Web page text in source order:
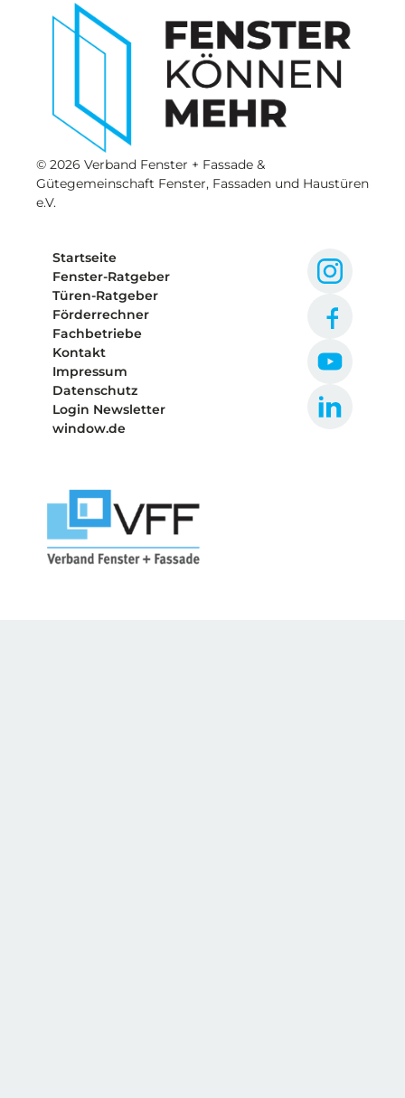
© 2026 Verband Fenster + Fassade &
Gütegemeinschaft Fenster, Fassaden und Haustüren
e.V.
Startseite
Fenster-Ratgeber
Türen-Ratgeber
Förderrechner
Fachbetriebe
Kontakt
Impressum
Datenschutz
Login Newsletter
window.de